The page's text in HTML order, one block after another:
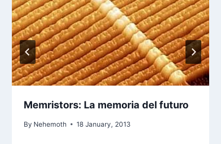
Memristors: La memoria del futuro
By Nehemoth 18 January, 2013